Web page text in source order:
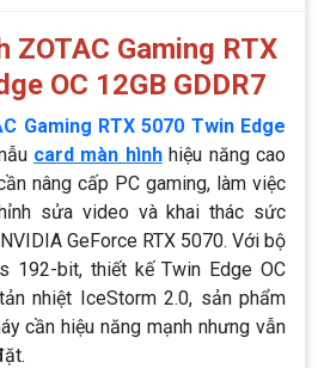
ZOTAC Gaming RTX
OC 12GB GDDR7
Gaming RTX 5070 Twin Edge
card màn hìnhhiệu năng cao
nâng cấp PC gaming, làm việc
sửa video và khai thác sức
GeForce RTX 5070. Với bộ
192-bit, thiết kế Twin Edge OC
nhiệt IceStorm 2.0, sản phẩm
cần hiệu năng mạnh nhưng vẫn